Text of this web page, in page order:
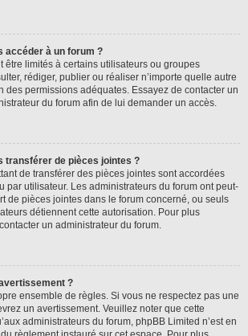
accéder à un forum ?
être limités à certains utilisateurs ou groupes
rédiger, publier ou réaliser n’importe quelle autre
des permissions adéquates. Essayez de contacter un
du forum afin de lui demander un accès.
transférer de pièces jointes ?
de transférer des pièces jointes sont accordées
par utilisateur. Les administrateurs du forum ont peut-
de pièces jointes dans le forum concerné, ou seuls
détiennent cette autorisation. Pour plus
un administrateur du forum.
?
ensemble de règles. Si vous ne respectez pas une
un avertissement. Veuillez noter que cette
administrateurs du forum, phpBB Limited n’est en